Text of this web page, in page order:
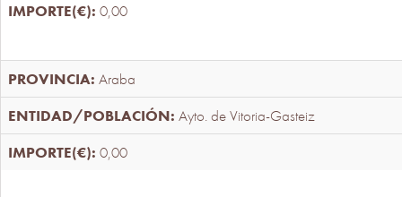
0,00
Araba
Ayto. de Vitoria-Gasteiz
0,00